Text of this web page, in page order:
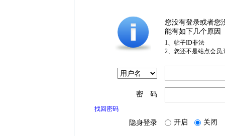
您没有登录或者您
能有如下几个原因
1、帖子ID非法
2、您还不是站点会员
密 码
找回密码
隐身登录 开启 关闭